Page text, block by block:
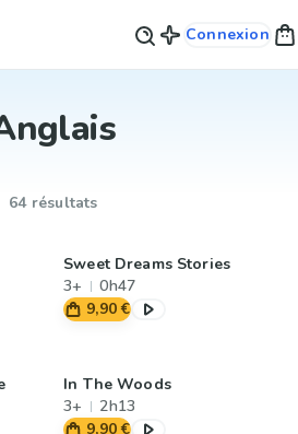
Connexion
64 résultats
Sweet Dreams Stories
3+
0h47
9,90 €
In The Woods
3+
2h13
9,90 €